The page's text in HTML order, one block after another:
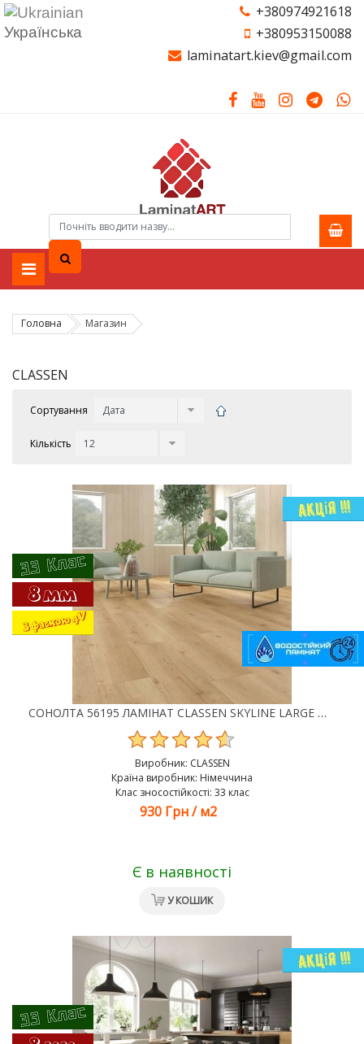
Українська
+380974921618
+380953150088
laminatart.kiev@gmail.com
Головна Магазин
CLASSEN
Сортування
Кількість
СОНОЛТА 56195 ЛАМІНАТ CLASSEN SKYLINE LARGE WR 33 КЛАС 8 ММ
Виробник: CLASSEN
Країна виробник: Німеччина
Клас зносостійкості: 33 клас
930 Грн /м2
Є в наявності
У КОШИК